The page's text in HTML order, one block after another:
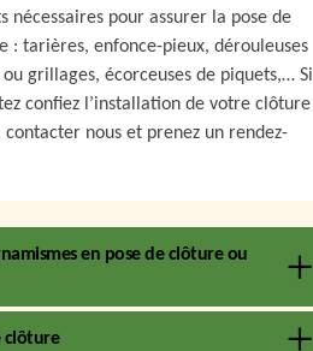
nécessaires pour assurer la pose de
: tarières, enfonce-pieux, dérouleuses
grillages, écorceuses de piquets,… Si
confiez l’installation de votre clôture
contacter nous et prenez un rendez-
en pose de clôture ou
clôture